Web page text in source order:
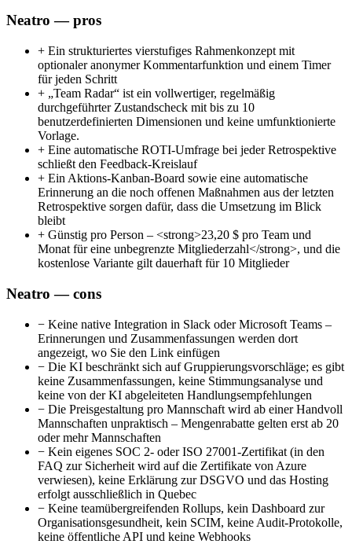
Neatro — pros
+ Ein strukturiertes vierstufiges Rahmenkonzept mit
optionaler anonymer Kommentarfunktion und einem Timer
für jeden Schritt
+ „Team Radar“ ist ein vollwertiger, regelmäßig
durchgeführter Zustandscheck mit bis zu 10
benutzerdefinierten Dimensionen und keine umfunktionierte
Vorlage.
+ Eine automatische ROTI-Umfrage bei jeder Retrospektive
schließt den Feedback-Kreislauf
+ Ein Aktions-Kanban-Board sowie eine automatische
Erinnerung an die noch offenen Maßnahmen aus der letzten
Retrospektive sorgen dafür, dass die Umsetzung im Blick
bleibt
+ Günstig pro Person – <strong>23,20 $ pro Team und
Monat für eine unbegrenzte Mitgliederzahl</strong>, und die
kostenlose Variante gilt dauerhaft für 10 Mitglieder
Neatro — cons
− Keine native Integration in Slack oder Microsoft Teams –
Erinnerungen und Zusammenfassungen werden dort
angezeigt, wo Sie den Link einfügen
− Die KI beschränkt sich auf Gruppierungsvorschläge; es gibt
keine Zusammenfassungen, keine Stimmungsanalyse und
keine von der KI abgeleiteten Handlungsempfehlungen
− Die Preisgestaltung pro Mannschaft wird ab einer Handvoll
Mannschaften unpraktisch – Mengenrabatte gelten erst ab 20
oder mehr Mannschaften
− Kein eigenes SOC 2- oder ISO 27001-Zertifikat (in den
FAQ zur Sicherheit wird auf die Zertifikate von Azure
verwiesen), keine Erklärung zur DSGVO und das Hosting
erfolgt ausschließlich in Quebec
− Keine teamübergreifenden Rollups, kein Dashboard zur
Organisationsgesundheit, kein SCIM, keine Audit-Protokolle,
keine öffentliche API und keine Webhooks